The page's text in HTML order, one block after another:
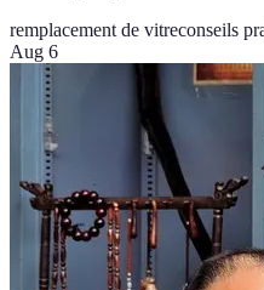
remplacement de vitreconseils
Aug 6